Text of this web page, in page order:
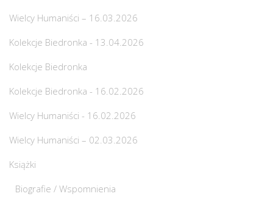
Wielcy Humaniści – 16.03.2026
Kolekcje Biedronka - 13.04.2026
Kolekcje Biedronka
Kolekcje Biedronka - 16.02.2026
Wielcy Humaniści - 16.02.2026
Wielcy Humaniści – 02.03.2026
Książki
Biografie / Wspomnienia